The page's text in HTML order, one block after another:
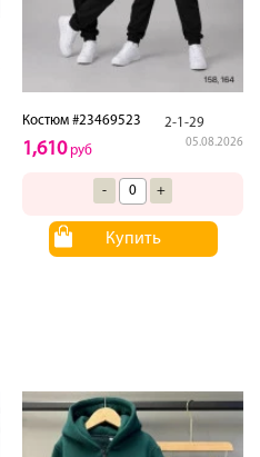
Костюм #23469523 2-1-29
05.08.2026
1,610руб
- +
Купить